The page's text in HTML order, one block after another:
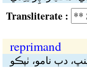
:
reprimand
دٻ نامو، ٺپڪو